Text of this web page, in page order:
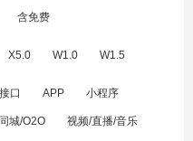
含免费
X5.0 W1.0 W1.5
口 APP 小程序
城/O2O 视频/直播/音乐